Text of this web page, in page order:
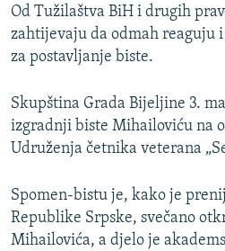
Od Tužilaštva BiH i drugih
zahtijevaju da odmah reaguju
za postavljanje biste.
Skupština Grada Bijeljine 3.
izgradnji biste Mihailoviću na
Udruženja četnika veterana
Spomen-bistu je, kako je
Republike Srpske, svečano
Mihailovića, a djelo je